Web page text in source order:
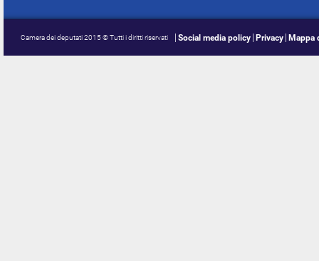
Camera dei deputati 2015 © Tutti i diritti riservati Social media policy Privacy Mappa